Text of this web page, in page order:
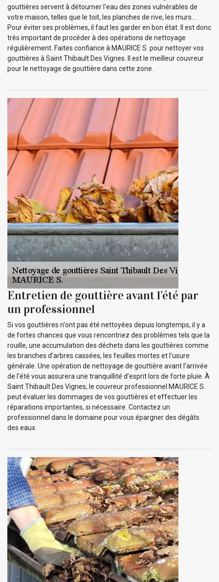
gouttières servent à détourner l'eau des zones vulnérables de
votre maison, telles que le toit, les planches de rive, les murs…
Pour éviter ses problèmes, il faut les garder en bon état. Il est donc
très important de procéder à des opérations de nettoyage
régulièrement. Faites confiance à MAURICE S. pour nettoyer vos
gouttières à Saint Thibault Des Vignes. Il est le meilleur couvreur
pour le nettoyage de gouttière dans cette zone.
Entretien de gouttière avant l’été par
un professionnel
Si vos gouttières n'ont pas été nettoyées depuis longtemps, il y a
de fortes chances que vous rencontriez des problèmes tels que la
rouille, une accumulation des déchets dans les gouttières comme
les branches d'arbres cassées, les feuilles mortes et l'usure
générale. Une opération de nettoyage de gouttière avant l'arrivée
de l'été vous assurera une tranquillité d’esprit lors de forte pluie. À
Saint Thibault Des Vignes, le couvreur professionnel MAURICE S.
peut évaluer les dommages de vos gouttières et effectuer les
réparations importantes, si nécessaire. Contactez un
professionnel dans le domaine pour vous épargner des dégâts
des eaux.